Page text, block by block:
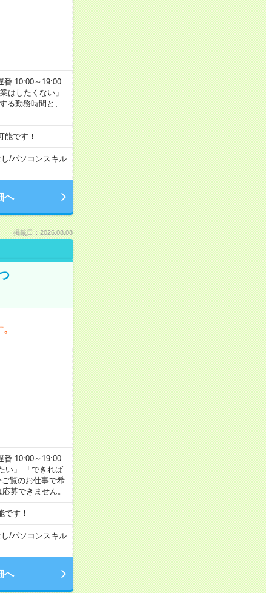
番 10:00～19:00
はしたくない」
る勤務時間と、
です！
/パソコンスキル
へ
掲載日：2026.08.08
番 10:00～19:00
い」 「できれば
覧のお仕事で希
募できません。
です！
/パソコンスキル
へ